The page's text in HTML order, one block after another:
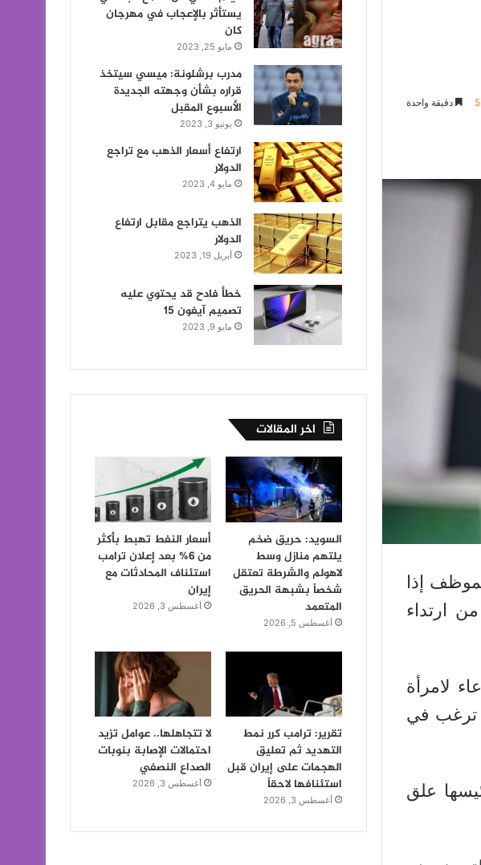
دقيقة واحدة
إذا
ارتداء
لامرأة
ترغب في
علق
يستأثر بالإعجاب في مهرجان
كان
مايو 25, 2023
مدرب برشلونة: ميسي سيتخذ
قراره بشأن وجهته الجديدة
الأسبوع المقبل
يونيو 3, 2023
ارتفاع أسعار الذهب مع تراجع
الدولار
مايو 4, 2023
الذهب يتراجع مقابل ارتفاع
الدولار
أبريل 19, 2023
خطأ فادح قد يحتوي عليه
تصميم آيفون 15
مايو 9, 2023
اخر المقالات
السويد: حريق ضخم
يلتهم منازل وسط
لاهولم والشرطة تعتقل
شخصاً بشبهة الحريق
المتعمد
أغسطس 5, 2026
أسعار النفط تهبط بأكثر
من 6% بعد إعلان ترامب
استئناف المحادثات مع
إيران
أغسطس 3, 2026
تقرير: ترامب كرر نمط
التهديد ثم تعليق
الهجمات على إيران قبل
استئنافها لاحقاً
أغسطس 3, 2026
لا تتجاهلها.. عوامل تزيد
احتمالات الإصابة بنوبات
الصداع النصفي
أغسطس 3, 2026